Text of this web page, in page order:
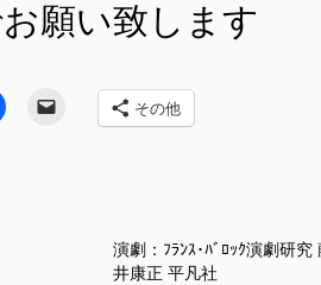
願い致します
その他
演劇：ﾌﾗﾝｽ･ﾊﾞﾛｯｸ演劇研究
井康正 平凡社